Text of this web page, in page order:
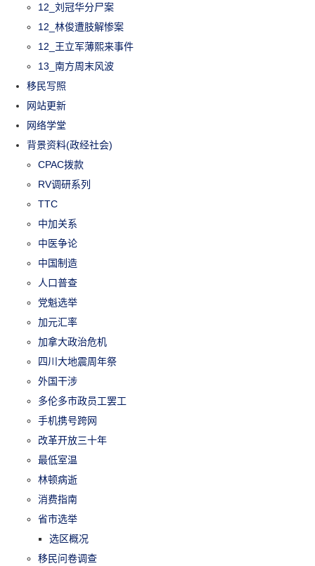
12_刘冠华分尸案
12_林俊遭肢解惨案
12_王立军薄熙来事件
13_南方周末风波
移民写照
网站更新
网络学堂
背景资料(政经社会)
CPAC拨款
RV调研系列
TTC
中加关系
中医争论
中国制造
人口普查
党魁选举
加元汇率
加拿大政治危机
四川大地震周年祭
外国干涉
多伦多市政员工罢工
手机携号跨网
改革开放三十年
最低室温
林顿病逝
消费指南
省市选举
选区概况
移民问卷调查